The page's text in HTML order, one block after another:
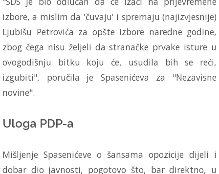
izbore, a mislim da 'čuvaju' i spremaju (najizvjesnije)
Ljubišu Petrovića za opšte izbore naredne godine,
zbog čega nisu željeli da stranačke prvake isture u
ovogodišnju bitku koju će, usudila bih se reći,
izgubiti", poručila je Spasenićeva za "Nezavisne
novine".
Uloga PDP-a
Mišljenje Spasenićeve o šansama opozicije dijeli i
dobar dio javnosti, pogotovo što, bar direktno, u